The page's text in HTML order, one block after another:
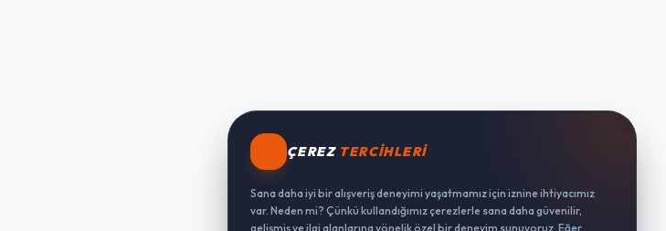
ÇEREZ TERCIHLERI
Sana daha iyi bir alışveriş deneyimi yaşatmamız için iznine ihtiyacımız
var. Neden mi? Çünkü kullandığımız çerezlerle sana daha güvenilir,
gelişmiş ve ilgi alanlarına yönelik özel bir deneyim sunuyoruz. Eğer